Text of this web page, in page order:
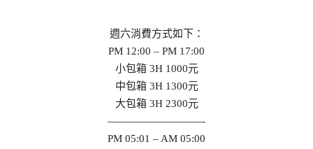
週六消費方式如下：
PM 12:00 – PM 17:00
小包箱 3H 1000元
中包箱 3H 1300元
大包箱 3H 2300元
—————————-
PM 05:01 – AM 05:00